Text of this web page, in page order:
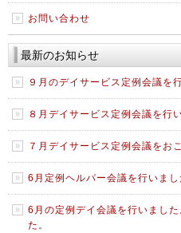
お問い合わせ
最新のお知らせ
９月のデイサービス定例会議を
８月デイサービス定例会議を行
７月デイサービス定例会議をお
6月定例ヘルパー会議を行いまし
6月の定例デイ会議を行いまし
た。